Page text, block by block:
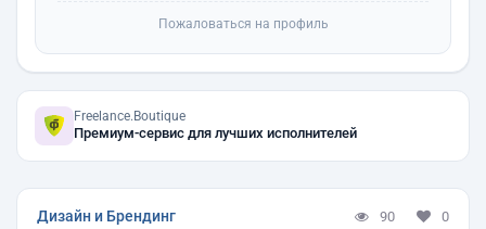
Пожаловаться на профиль
Freelance.Boutique
Премиум-сервис для лучших исполнителей
Дизайн и Брендинг 90 0